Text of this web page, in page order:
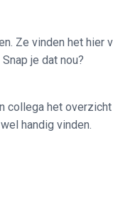
Ze vinden het hier
je dat nou?
collega het
handig vinden.